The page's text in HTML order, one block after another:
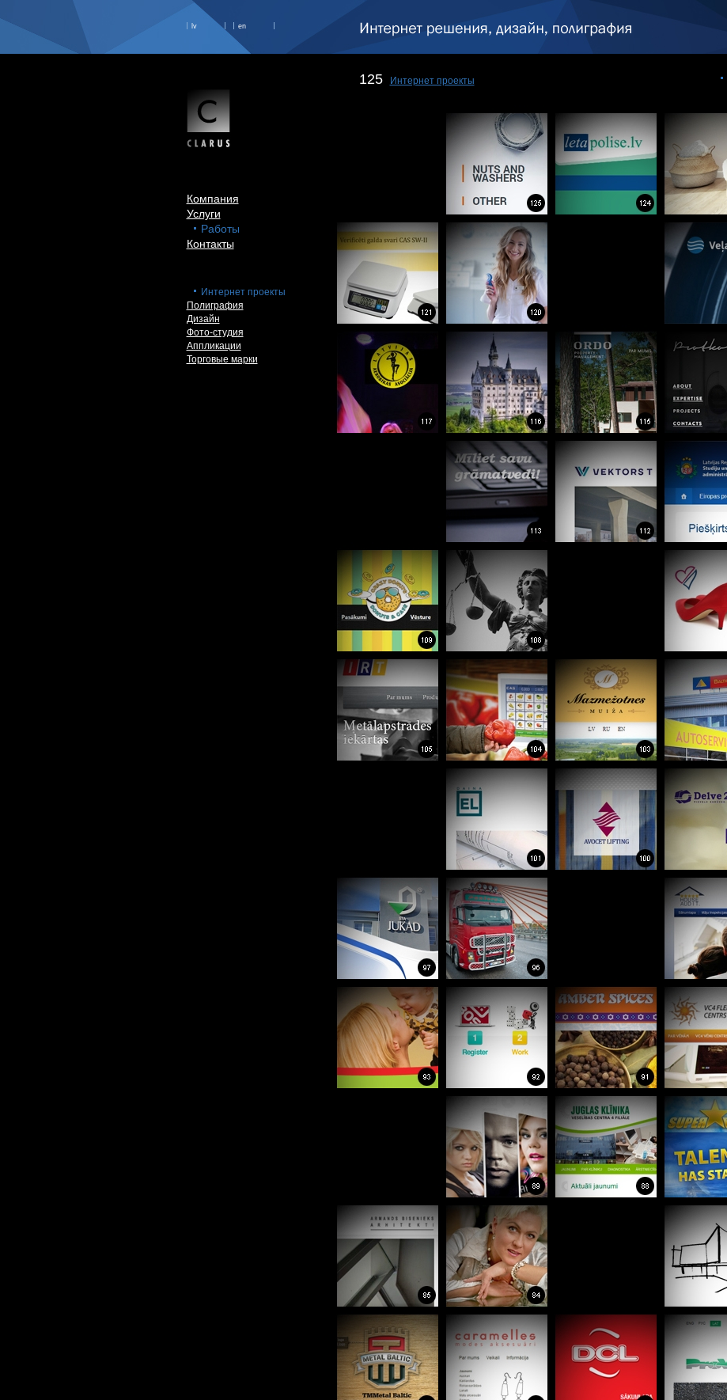
lv en
Компания
Услуги
Работы
Контакты
Интернет проекты
Полиграфия
Дизайн
Фото-студия
Аппликации
Торговые марки
125 Интернет проекты